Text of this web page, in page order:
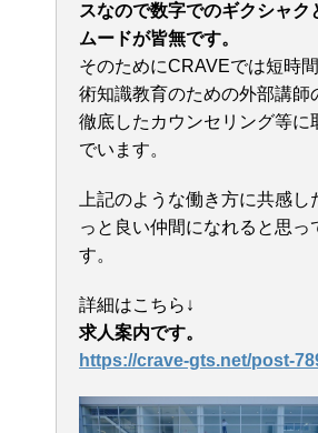
スなので数字でのギクシャク
ムードが皆無です。
そのためにCRAVEでは短時
術知識教育のための外部講師
徹底したカウンセリング等に
でいます。
上記のような働き方に共感し
っと良い仲間になれると思っ
す。
詳細はこちら↓
求人案内です。
https://crave-gts.net/post-